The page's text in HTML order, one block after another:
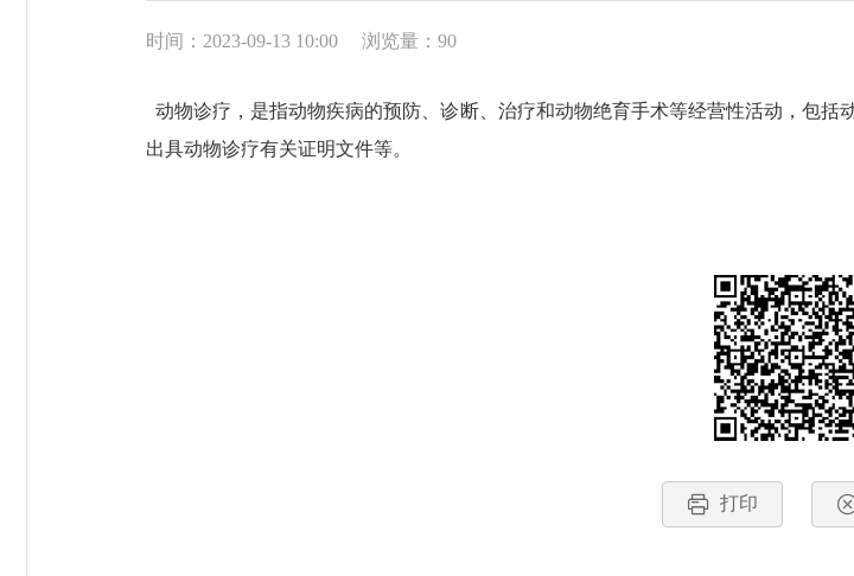
时间：2023-09-13 10:00 浏览量： 90
动物诊疗，是指动物疾病的预防、诊断、治疗和动物绝育手术等经营性活动，包
出具动物诊疗有关证明文件等。
打印